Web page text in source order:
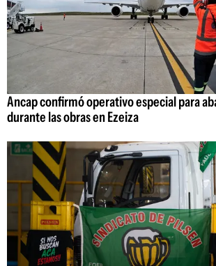
Ancap confirmó operativo especial para
durante las obras en Ezeiza